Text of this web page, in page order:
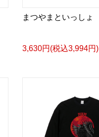
まつやまといっしょ
3,630円(税込3,994円)